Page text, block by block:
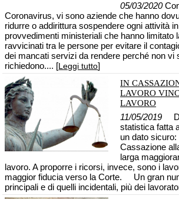
05/03/2020
Coronavirus, vi sono aziende che hanno
ridurre o addirittura sospendere ogni attività
provvedimenti ministeriali che hanno limitato
ravvicinati tra le persone per evitare il
dei mancati servizi da rendere perché non vi
richiedono.... [Leggi tutto]
IN
LAVORO
LAVORO
11/05/2019
statistica fatta
un dato
Cassazione
larga
lavoro. A proporre i ricorsi, invece, sono i
maggior fiducia verso la Corte. Un gran
principali e di quelli incidentali, più dei